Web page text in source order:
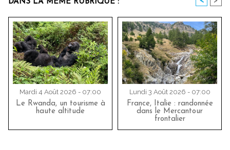
DANS LA MÊME RUBRIQUE :
Mardi 4 Août 2026 - 07:00
Le Rwanda, un tourisme à
haute altitude
Lundi 3 Août 2026 - 07:00
France, Italie : randonnée
dans le Mercantour
frontalier